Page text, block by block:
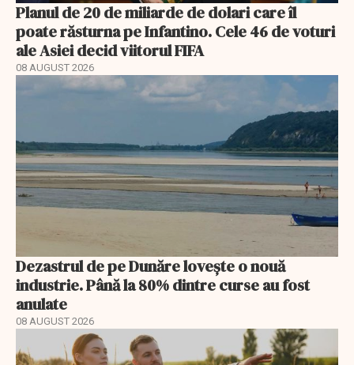
Planul de 20 de miliarde de dolari care îl
poate răsturna pe Infantino. Cele 46 de voturi
ale Asiei decid viitorul FIFA
08 AUGUST 2026
Dezastrul de pe Dunăre lovește o nouă
industrie. Până la 80% dintre curse au fost
anulate
08 AUGUST 2026